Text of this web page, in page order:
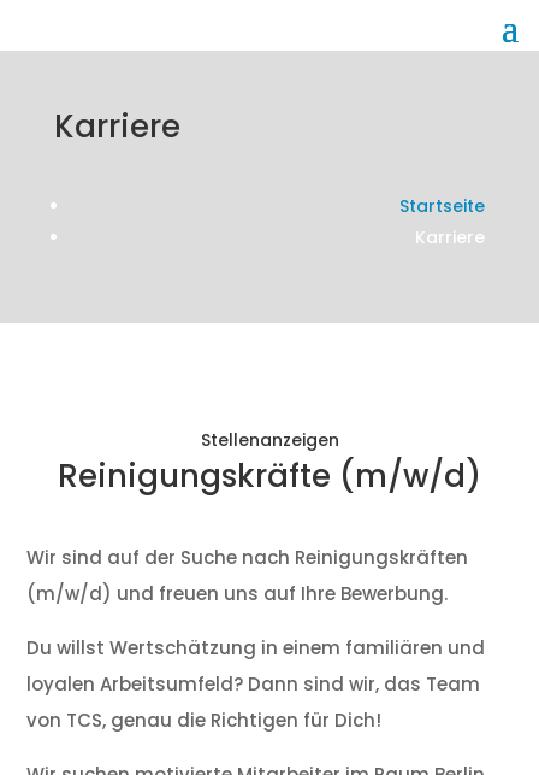
Karriere
Startseite
Karriere
Stellenanzeigen
Reinigungskräfte (m/w/d)
Wir sind auf der Suche nach Reinigungskräften
(m/w/d) und freuen uns auf Ihre Bewerbung.
Du willst Wertschätzung in einem familiären und
loyalen Arbeitsumfeld? Dann sind wir, das Team
von TCS, genau die Richtigen für Dich!